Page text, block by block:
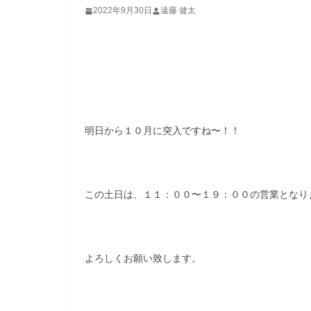
2022年9月30日 遠藤 健太
明日から１０月に突入ですね〜！！
この土日は、１１：００〜１９：００の営業となり
よろしくお願い致します。